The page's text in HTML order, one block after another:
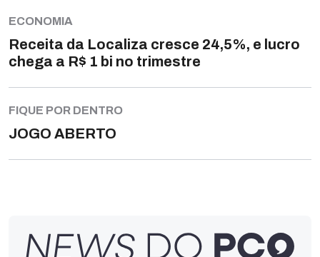
ECONOMIA
Receita da Localiza cresce 24,5%, e lucro
chega a R$ 1 bi no trimestre
FIQUE POR DENTRO
JOGO ABERTO